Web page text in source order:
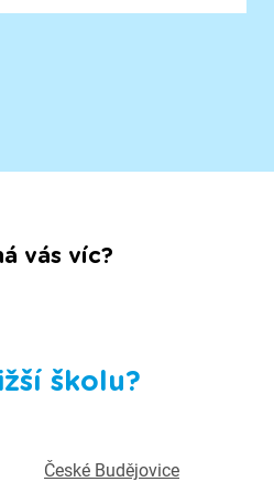
vás víc?
školu?
České Budějovice